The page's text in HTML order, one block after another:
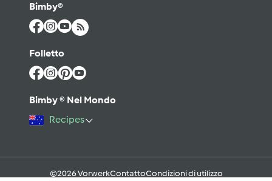
Bimby®
Folletto
Bimby ® Nel Mondo
Recipes
©2026 VorwerkContattoCondizioni di utilizzo